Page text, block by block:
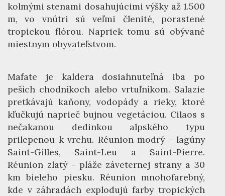
kolmými stenami dosahujúcimi výšky až 1.500
m, vo vnútri sú veľmi členité, porastené
tropickou flórou. Napriek tomu sú obývané
miestnym obyvateľstvom.
Mafate je kaldera dosiahnuteľná iba po
peších chodníkoch alebo vrtuľníkom. Salazie
pretkávajú kaňony, vodopády a rieky, ktoré
kľučkujú naprieč bujnou vegetáciou. Cilaos s
nečakanou dedinkou alpského typu
prilepenou k vrchu. Réunion modrý - lagúny
Saint-Gilles, Saint-Leu a Saint-Pierre.
Réunion zlatý - pláže záveternej strany a 30
km bieleho piesku. Réunion mnohofarebný,
kde v záhradách explodujú farby tropických